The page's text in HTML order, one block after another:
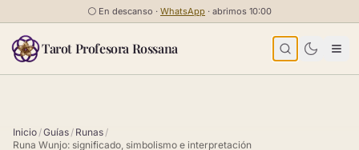
Saltar al contenido
⚪ En descanso · WhatsApp · abrimos 10:00
Tarot Profesora Rossana
Inicio /Guías / Runas /
Runa Wunjo: significado, simbolismo e interpretación